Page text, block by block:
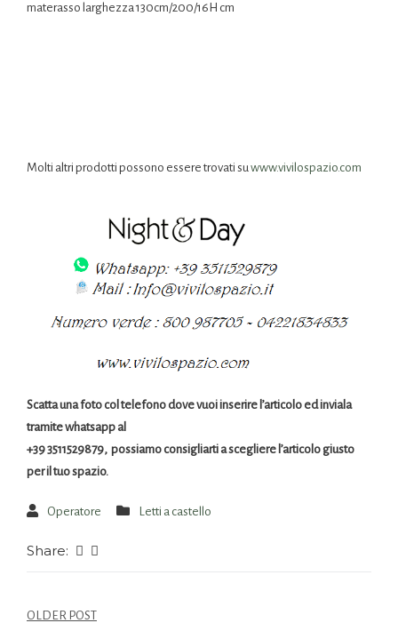
materasso larghezza 130cm/200/16H cm
Molti altri prodotti possono essere trovati suwww.vivilospazio.com
Scatta una foto col telefono dove vuoi inserire l’articolo ed inviala
tramite whatsapp al
+39 3511529879, possiamo consigliarti a scegliere l’articolo giusto
per il tuo spazio.
Operatore Letti a castello
Share:
OLDER POST